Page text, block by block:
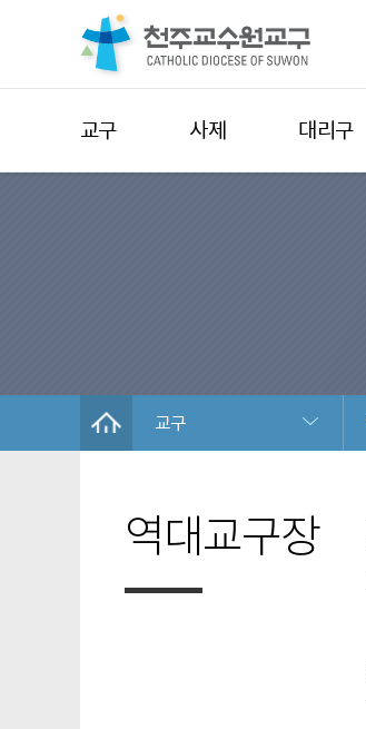
교구 사제 대리구
교구
역대교구장